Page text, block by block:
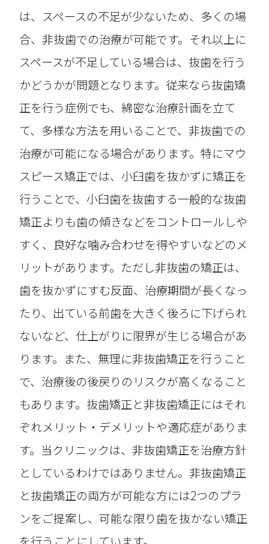
は、スペースの不足が少ないため、多くの場
合、非抜歯での治療が可能です。それ以上に
スペースが不足している場合は、抜歯を行う
かどうかが問題となります。従来なら抜歯矯
正を行う症例でも、綿密な治療計画を立て
て、多様な方法を用いることで、非抜歯での
治療が可能になる場合があります。特にマウ
スピース矯正では、小臼歯を抜かずに矯正を
行うことで、小臼歯を抜歯する一般的な抜歯
矯正よりも歯の傾きなどをコントロールしや
すく、良好な噛み合わせを得やすいなどのメ
リットがあります。ただし非抜歯の矯正は、
歯を抜かずにすむ反面、治療期間が長くなっ
たり、出ている前歯を大きく後ろに下げられ
ないなど、仕上がりに限界が生じる場合があ
ります。また、無理に非抜歯矯正を行うこと
で、治療後の後戻りのリスクが高くなること
もあります。抜歯矯正と非抜歯矯正にはそれ
ぞれメリット・デメリットや適応症がありま
す。当クリニックは、非抜歯矯正を治療方針
としているわけではありません。非抜歯矯正
と抜歯矯正の両方が可能な方には2つのプラ
ンをご提案し、可能な限り歯を抜かない矯正